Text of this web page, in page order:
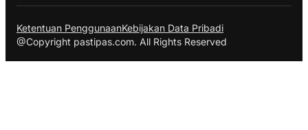
Ketentuan PenggunaanKebijakan Data Pribadi
@Copyright pastipas.com. All Rights Reserved